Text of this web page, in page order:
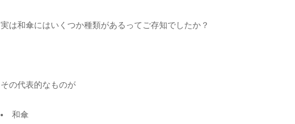
実は和傘にはいくつか種類があるってご存知でしたか？
その代表的なものが
和傘